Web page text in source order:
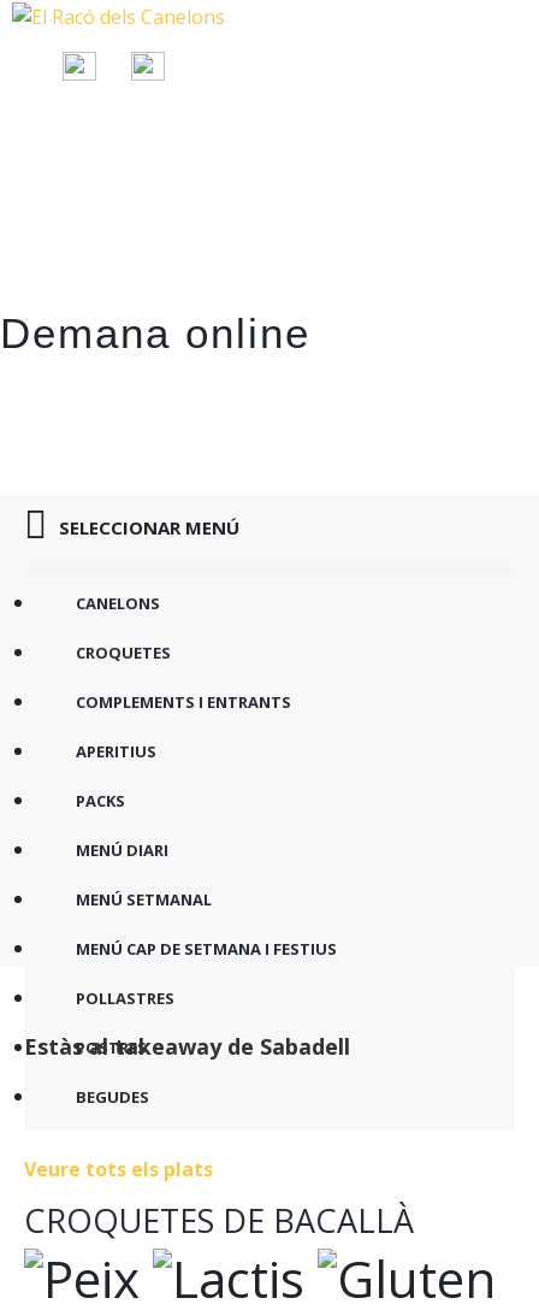
Demana online
CANELONS
CROQUETES
COMPLEMENTS I ENTRANTS
APERITIUS
PACKS
MENÚ DIARI
MENÚ SETMANAL
MENÚ CAP DE SETMANA I FESTIUS
POLLASTRES
POSTRES
BEGUDES
Estàs al takeaway de Sabadell
Veure tots els plats
CROQUETES DE BACALLÀ